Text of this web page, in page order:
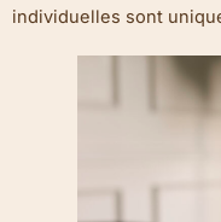
individuelles sont